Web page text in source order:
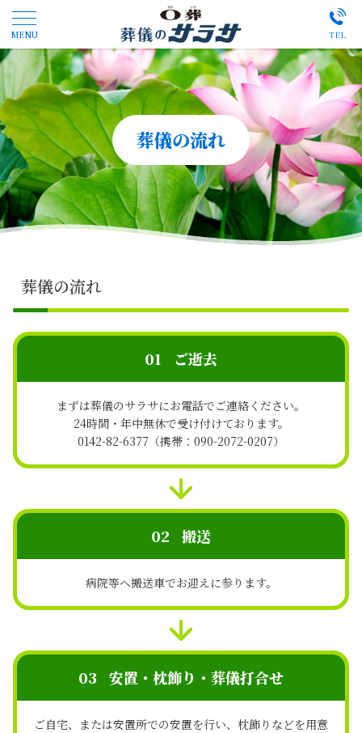
葬儀の流れ
葬儀の流れ
01 ご逝去
まずは葬儀のサラサにお電話でご連絡ください。
24時間・年中無休で受け付けております。
0142-82-6377（携帯：090-2072-0207）
02 搬送
病院等へ搬送車でお迎えに参ります。
03 安置・枕飾り・葬儀打合せ
ご自宅、または安置所での安置を行い、枕飾りなどを用意